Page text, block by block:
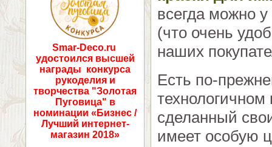
Smar-Deco.ru
удостоился высшей
награды конкурса
рукоделия и
творчества "Золотая
Пуговица" в
номинации «Бизнес /
Лучший интернет-
магазин 2018»
всегда можно
(что очень
наших
Есть по-
сделанный
имеет особую